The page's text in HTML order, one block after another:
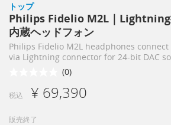
トップ
Philips Fidelio M2L｜Lightning
内蔵ヘッドフォン
Philips Fidelio M2L headphones
via Lightning connector for 24-bit DAC
(0)
税込 ¥ 69,390
販売終了